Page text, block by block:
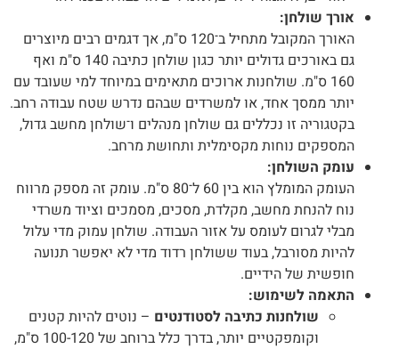
אורך שולחן:
האורך המקובל מתחיל ב־120 ס"מ, אך דגמים רבים מיוצרים
גם באורכים גדולים יותר כגון שולחן כתיבה 140 ס"מ ואף
160 ס"מ. שולחנות ארוכים מתאימים במיוחד למי שעובד עם
יותר ממסך אחד, או למשרדים שבהם נדרש שטח עבודה רחב.
בקטגוריה זו נכללים גם שולחן מנהלים ו־שולחן מחשב גדול,
המספקים נוחות מקסימלית ותחושת מרחב.
עומק השולחן:
העומק המומלץ הוא בין 60 ל־80 ס"מ. עומק זה מספק מרווח
נוח להנחת מחשב, מקלדת, מסכים, מסמכים וציוד משרדי
מבלי לגרום לעומס על אזור העבודה. שולחן עמוק מדי עלול
להיות מסורבל, בעוד ששולחן רדוד מדי לא יאפשר תנועה
חופשית של הידיים.
התאמה לשימוש:
שולחנות כתיבה לסטודנטים – נוטים להיות קטנים
וקומפקטיים יותר, בדרך כלל ברוחב של 100-120 ס"מ,